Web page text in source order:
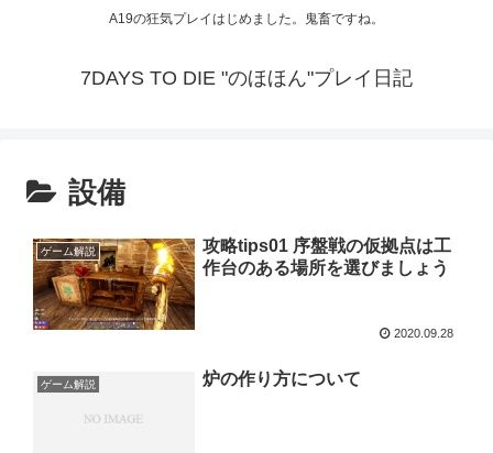
A19の狂気プレイはじめました。鬼畜ですね。
7DAYS TO DIE "のほほん"プレイ日記
設備
ゲーム解説
攻略tips01 序盤戦の仮拠点は工
作台のある場所を選びましょう
2020.09.28
ゲーム解説 炉の作り方について